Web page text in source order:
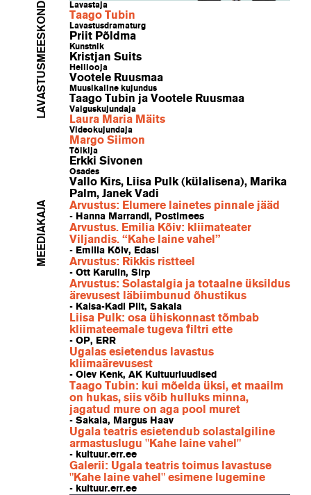
LAVASTUSMEESKOND Lavastaja
Taago Tubin
Lavastusdramaturg
Priit Põldma
Kunstnik
Kristjan Suits
Helilooja
Vootele Ruusmaa
Muusikaline kujundus
Taago Tubin ja Vootele Ruusmaa
Valguskujundaja
Laura Maria Mäits
Videokujundaja
Margo Siimon
Tõlkija
Erkki Sivonen
Osades
Vallo Kirs, Liisa Pulk (külalisena), Marika
Palm, Janek Vadi
MEEDIAKAJA Arvustus: Elumere lainetes pinnale jääd
- Hanna Marrandi, Postimees
Arvustus. Emilia Kõiv: kliimateater
Viljandis. “Kahe laine vahel”
- Emilia Kõiv, Edasi
Arvustus: Rikkis ristteel
- Ott Karulin, Sirp
Arvustus: Solastalgia ja totaalne üksildus
ärevusest läbiimbunud õhustikus
- Kaisa-Kadi Pilt, Sakala
Liisa Pulk: osa ühiskonnast tõmbab
kliimateemale tugeva filtri ette
- OP, ERR
Ugalas esietendus lavastus
kliimaärevusest
- Olev Kenk, AK Kultuuriuudised
Taago Tubin: kui mõelda üksi, et maailm
on hukas, siis võib hulluks minna,
jagatud mure on aga pool muret
- Sakala, Margus Haav
Ugala teatris esietendub solastalgiline
armastuslugu "Kahe laine vahel"
- kultuur.err.ee
Galerii: Ugala teatris toimus lavastuse
"Kahe laine vahel" esimene lugemine
- kultuur.err.ee